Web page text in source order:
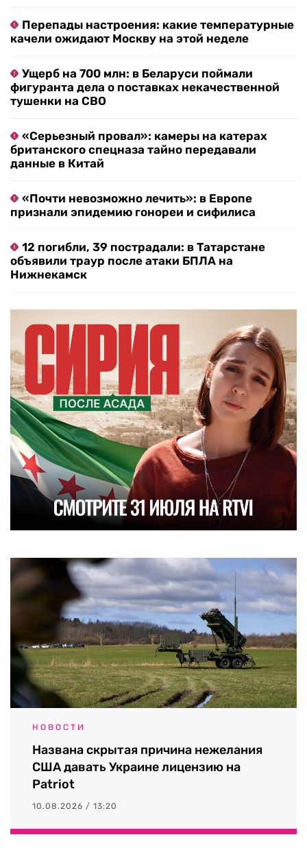
Перепады настроения: какие температурные
качели ожидают Москву на этой неделе
Ущерб на 700 млн: в Беларуси поймали
фигуранта дела о поставках некачественной
тушенки на СВО
«Серьезный провал»: камеры на катерах
британского спецназа тайно передавали
данные в Китай
«Почти невозможно лечить»: в Европе
признали эпидемию гонореи и сифилиса
12 погибли, 39 пострадали: в Татарстане
объявили траур после атаки БПЛА на
Нижнекамск
НОВОСТИ
Названа скрытая причина нежелания
США давать Украине лицензию на
Patriot
10.08.2026 / 13:20